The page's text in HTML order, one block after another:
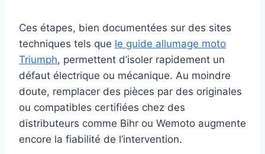
Ces étapes, bien documentées sur des sites
techniques tels que le guide allumage moto
Triumph, permettent d’isoler rapidement un
défaut électrique ou mécanique. Au moindre
doute, remplacer des pièces par des originales
ou compatibles certifiées chez des
distributeurs comme Bihr ou Wemoto augmente
encore la fiabilité de l’intervention.